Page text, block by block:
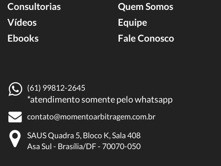
Consultorias
Vídeos
Ebooks
Quem Somos
Equipe
Fale Conosco
(61) 99812-2645
*atendimento somente pelo whatsapp
contato@momentoarbitragem.com.br
SAUS Quadra 5, Bloco K, Sala 408
Asa Sul - Brasília/DF - 70070-050